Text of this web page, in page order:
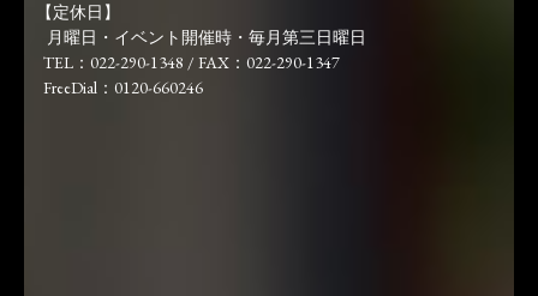
【定休日】
月曜日・イベント開催時・毎月第三日曜日
TEL：022-290-1348 / FAX：022-290-1347
FreeDial：0120-660246